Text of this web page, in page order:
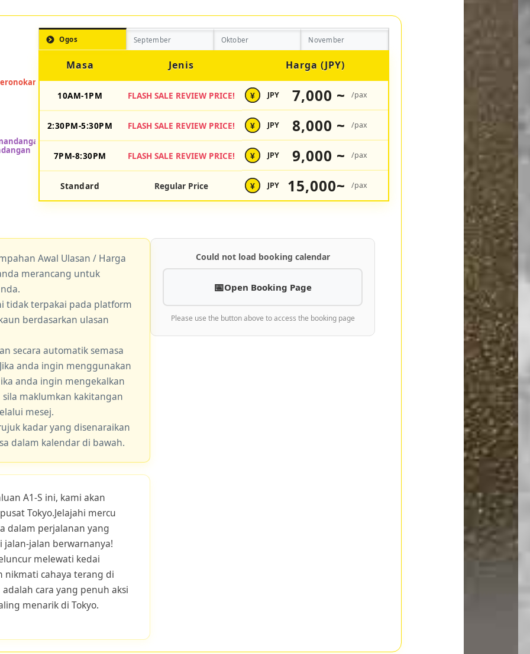
Ogos September Oktober November
Masa Jenis Harga (JPY)
10AM-1PM FLASH SALE REVIEW PRICE! ¥ JPY 7,000 ~ /pax
2:30PM-5:30PM FLASH SALE REVIEW PRICE! ¥ JPY 8,000 ~ /pax
7PM-8:30PM FLASH SALE REVIEW PRICE! ¥ JPY 9,000 ~ /pax
Standard Regular Price ¥ JPY 15,000~ /pax
Awal Ulasan / Harga
merancang untuk
tidak terpakai pada platform
berdasarkan ulasan
secara automatik semasa
anda ingin menggunakan
anda ingin mengekalkan
maklumkan kakitangan
mesej.
kadar yang disenaraikan
dalam kalendar di bawah.
A1-S ini, kami akan
Tokyo.Jelajahi mercu
dalam perjalanan yang
jalan berwarnanya!
melewati kedai
nikmati cahaya terang di
cara yang penuh aksi
menarik di Tokyo.
Could not load booking calendar
Open Booking Page
Please use the button above to access the booking page